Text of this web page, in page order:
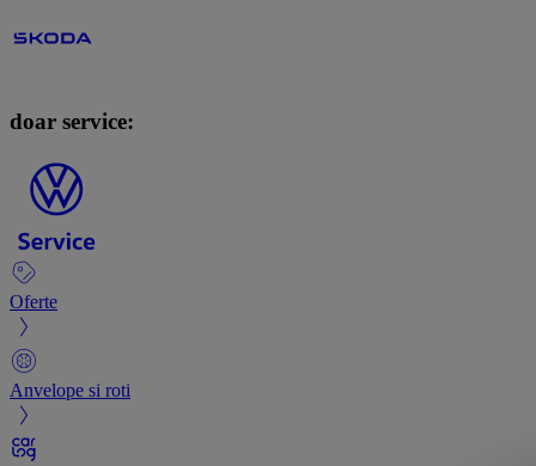
doar service:
Oferte
Anvelope si roti